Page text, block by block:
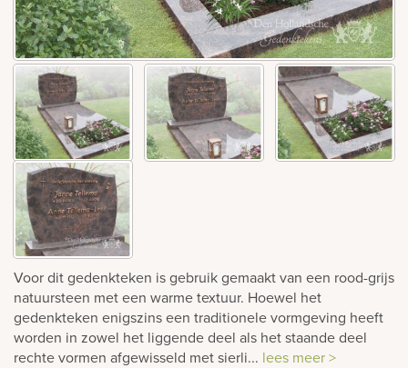
Voor dit gedenkteken is gebruik gemaakt van een rood-grijs
natuursteen met een warme textuur. Hoewel het
gedenkteken enigszins een traditionele vormgeving heeft
worden in zowel het liggende deel als het staande deel
rechte vormen afgewisseld met sierli... lees meer >